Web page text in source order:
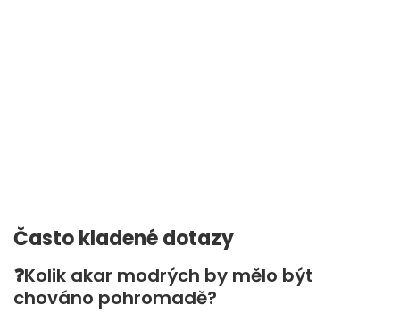
Často kladené dotazy
❓Kolik akar modrých by mělo být
chováno pohromadě?